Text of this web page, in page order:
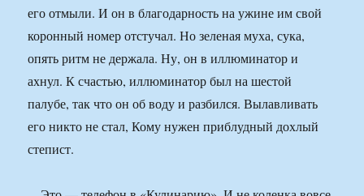
его отмыли. И он в благодарность на ужине им свой
коронный номер отстучал. Но зеленая муха, сука,
опять ритм не держала. Ну, он в иллюминатор и
ахнул. К счастью, иллюминатор был на шестой
палубе, так что он об воду и разбился. Вылавливать
его никто не стал, Кому нужен приблудный дохлый
степист.